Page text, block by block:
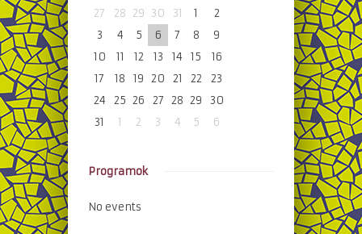
27
28 29 30 31 1
2
3
4 5 6 7 8
9
10
11 12 13 14 15
16
17
18 19 20 21 22
23
24
25 26 27 28 29
30
31
1 2 3 4 5 6
Programok
No events